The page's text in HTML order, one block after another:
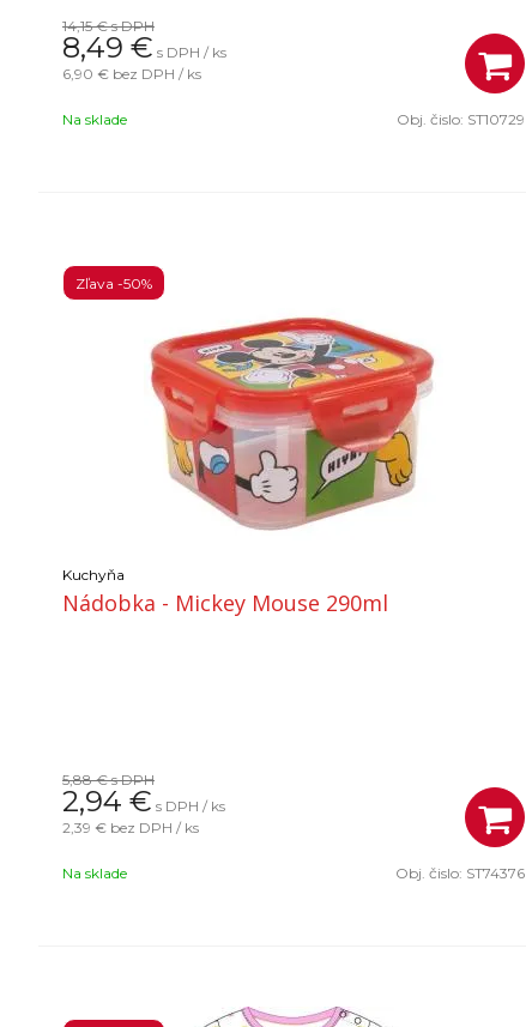
14,15 €s DPH
8,49 € s DPH / ks
6,90 € bez DPH / ks
Na sklade Obj. čislo: ST10729
Kuchyňa
Nádobka - Mickey Mouse 290ml
Zľava -50%
5,88 €s DPH
2,94 € s DPH / ks
2,39 € bez DPH / ks
Na sklade Obj. čislo: ST74376